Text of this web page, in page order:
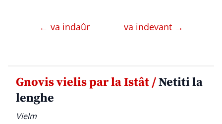
← va indaûr va indevant →
Gnovis vielis par la Istât /Netiti la
lenghe
Vielm